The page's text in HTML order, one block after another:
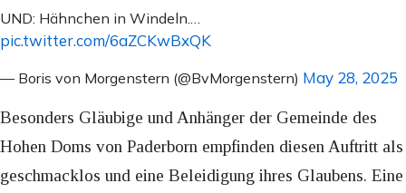
UND: Hähnchen in Windeln.…
pic.twitter.com/6aZCKwBxQK
— Boris von Morgenstern (@BvMorgenstern) May 28, 2025
Besonders Gläubige und Anhänger der Gemeinde des
Hohen Doms von Paderborn empfinden diesen Auftritt als
geschmacklos und eine Beleidigung ihres Glaubens. Eine